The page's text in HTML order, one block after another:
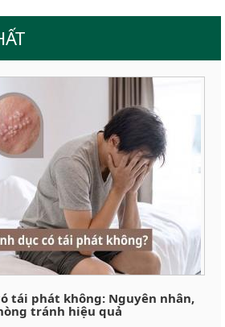
tái phát không: Nguyên nhân,
tránh hiệu quả